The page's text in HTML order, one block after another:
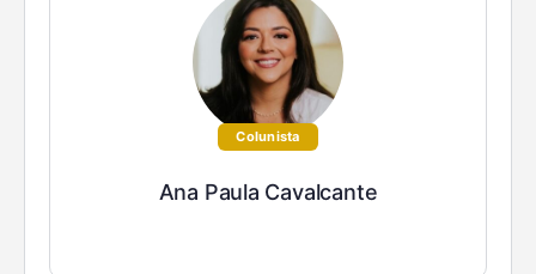
Colunista
Ana Paula Cavalcante